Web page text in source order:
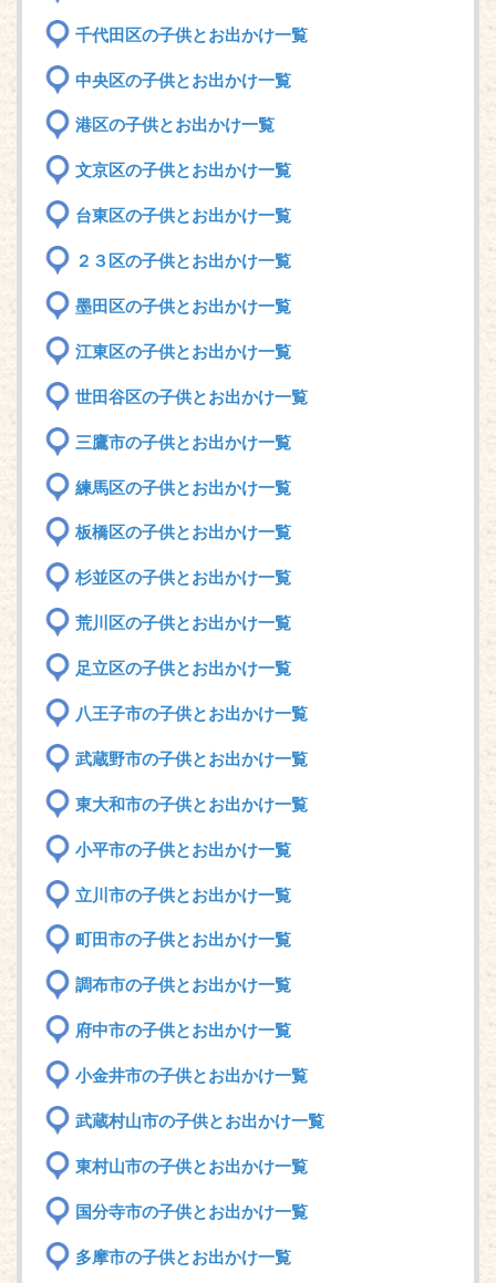
千代田区の子供とお出かけ一覧
中央区の子供とお出かけ一覧
港区の子供とお出かけ一覧
文京区の子供とお出かけ一覧
台東区の子供とお出かけ一覧
２３区の子供とお出かけ一覧
墨田区の子供とお出かけ一覧
江東区の子供とお出かけ一覧
世田谷区の子供とお出かけ一覧
三鷹市の子供とお出かけ一覧
練馬区の子供とお出かけ一覧
板橋区の子供とお出かけ一覧
杉並区の子供とお出かけ一覧
荒川区の子供とお出かけ一覧
足立区の子供とお出かけ一覧
八王子市の子供とお出かけ一覧
武蔵野市の子供とお出かけ一覧
東大和市の子供とお出かけ一覧
小平市の子供とお出かけ一覧
立川市の子供とお出かけ一覧
町田市の子供とお出かけ一覧
調布市の子供とお出かけ一覧
府中市の子供とお出かけ一覧
小金井市の子供とお出かけ一覧
武蔵村山市の子供とお出かけ一覧
東村山市の子供とお出かけ一覧
国分寺市の子供とお出かけ一覧
多摩市の子供とお出かけ一覧